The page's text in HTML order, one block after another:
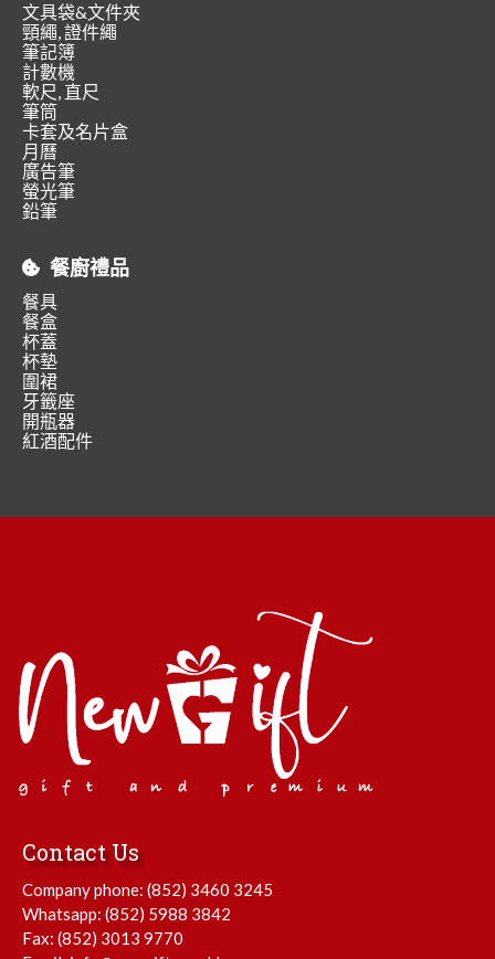
文具袋&文件夾
頸繩, 證件繩
筆記簿
計數機
軟尺, 直尺
筆筒
卡套及名片盒
月曆
廣告筆
螢光筆
鉛筆
餐廚禮品
餐具
餐盒
杯蓋
杯墊
圍裙
牙籤座
開瓶器
紅酒配件
Contact Us
Company phone: (852) 3460 3245
Whatsapp: (852) 5988 3842
Fax: (852) 3013 9770